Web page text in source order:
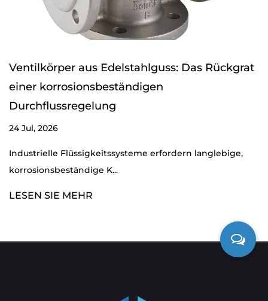
Ventilkörper aus Edelstahlguss: Das Rückgrat
einer korrosionsbeständigen
Durchflussregelung
24 Jul, 2026
Industrielle Flüssigkeitssysteme erfordern langlebige,
korrosionsbeständige K...
LESEN SIE MEHR